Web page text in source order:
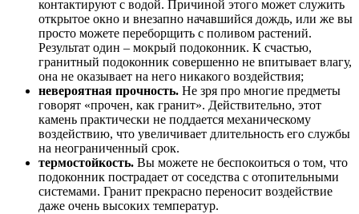
контактируют с водой. Причиной этого может служить
открытое окно и внезапно начавшийся дождь, или же вы
просто можете переборщить с поливом растений.
Результат один – мокрый подоконник. К счастью,
гранитный подоконник совершенно не впитывает влагу,
она не оказывает на него никакого воздействия;
невероятная прочность. Не зря про многие предметы
говорят «прочен, как гранит». Действительно, этот
камень практически не поддается механическому
воздействию, что увеличивает длительность его службы
на неограниченный срок.
термостойкость. Вы можете не беспокоиться о том, что
подоконник пострадает от соседства с отопительными
системами. Гранит прекрасно переносит воздействие
даже очень высоких температур.